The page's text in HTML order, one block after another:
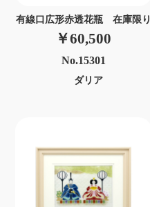
有線口広形赤透花瓶 在庫限り
￥60,500
No.15301
ダリア